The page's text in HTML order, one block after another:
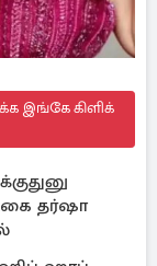
இங்கே கிளிக்
தர்ஷா